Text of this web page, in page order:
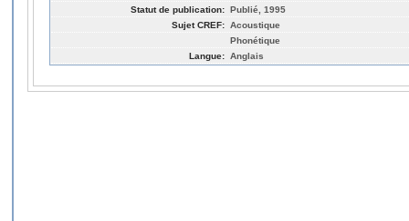
Statut de publication: Publié, 1995
Sujet CREF: Acoustique
Phonétique
Langue: Anglais